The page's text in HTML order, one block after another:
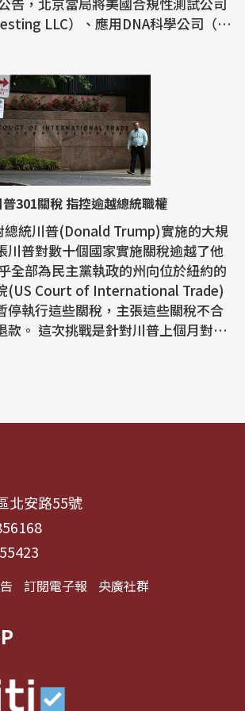
LLC）、應用DNA科學公司（Ap
301關稅 指控逾越總統職權
總統川普(Donald Trump)實施的大規
川普對數十個國家實施關稅逾越了他
(US Court of International Trade)
停執行這些關稅，主張這些關稅不合
個月對60
北安路55號
訂閱電子報 央廣社群